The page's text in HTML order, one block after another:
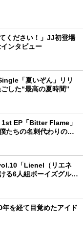
ください！」JJ初登場
ンタビュー
「夏いぞん」リリ
した“最高の夏時間”
1st EP「Bitter Flame」
たちの名刺代わりのよ
「Lienel（リエネ
る6人組ボーイズグルー
年を経て目覚めたアイド